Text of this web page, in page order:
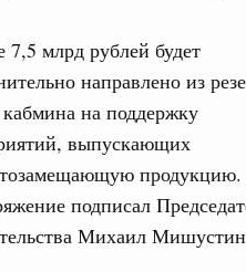
млрд рублей будет
направлено из
на поддержку
выпускающих
продукцию.
подписал
Михаил